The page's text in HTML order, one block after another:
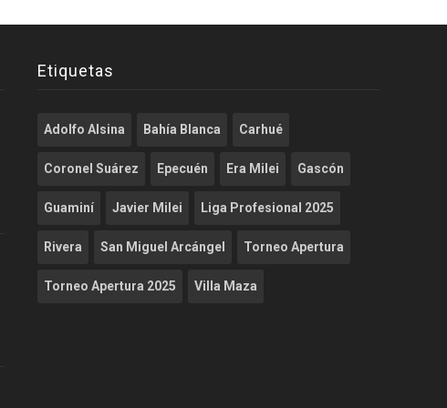
Etiquetas
Adolfo Alsina Bahía Blanca Carhué
Coronel Suárez Epecuén Era Milei Gascón
Guaminí Javier Milei Liga Profesional 2025
Rivera San Miguel Arcángel Torneo Apertura
Torneo Apertura 2025 Villa Maza